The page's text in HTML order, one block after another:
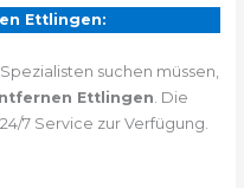
Ettlingen:
suchen müssen,
Ettlingen . Die
7 Service zur Verfügung.